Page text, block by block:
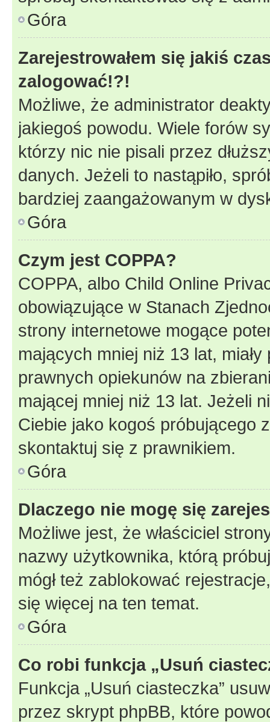
Góra
Zarejestrowałem się jakiś
zalogować!?!
Możliwe, że administrator
jakiegoś powodu. Wiele forów
którzy nic nie pisali przez
danych. Jeżeli to nastąpiło,
bardziej zaangażowanym w
Góra
Czym jest COPPA?
COPPA, albo Child Online
obowiązujące w Stanach
strony internetowe mogące
mających mniej niż 13 lat,
prawnych opiekunów na
mającej mniej niż 13 lat. Jeżeli
Ciebie jako kogoś próbującego
skontaktuj się z prawnikiem.
Góra
Dlaczego nie mogę się
Możliwe jest, że właściciel
nazwy użytkownika, którą
mógł też zablokować
się więcej na ten temat.
Góra
Co robi funkcja „Usuń
Funkcja „Usuń ciasteczka”
przez skrypt phpBB, które